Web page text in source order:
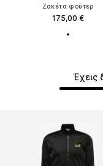
Ζακέτα φούτερ
175,00 €
Έχεις